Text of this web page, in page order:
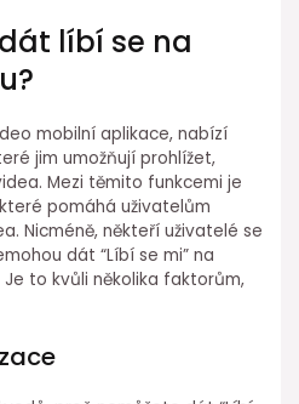
líbí se na
mobilní aplikace, nabízí
jim umožňují prohlížet,
Mezi těmito funkcemi je
pomáhá uživatelům
Nicméně, někteří uživatelé se
dát “Líbí se mi” na
to kvůli několika faktorům,